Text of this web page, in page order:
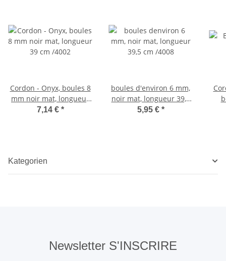
Cordon - Onyx, boules 8
mm noir mat, longueur
39 cm /4002
7,14 € *
boules d'environ 6 mm,
noir mat, longueur 39,5
cm /4008
5,95 € *
Kategorien
Newsletter S'INSCRIRE